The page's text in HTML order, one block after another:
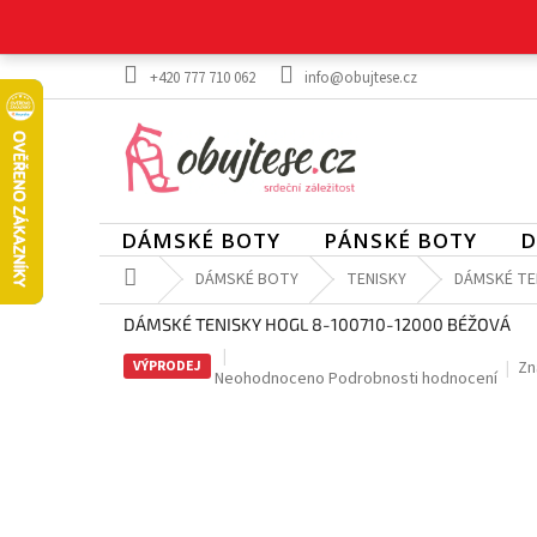
obsah
+420 777 710 062 info@obujtese.cz
DÁMSKÉ BOTY PÁNSKÉ BOTY
Domů DÁMSKÉ BOTY TENISKY DÁMSKÉ
DÁMSKÉ TENISKY HOGL 8-100710-12000 BÉŽOVÁ
VÝPRODEJ
Průměrné
Neohodnoceno Podrobnosti hodnocení